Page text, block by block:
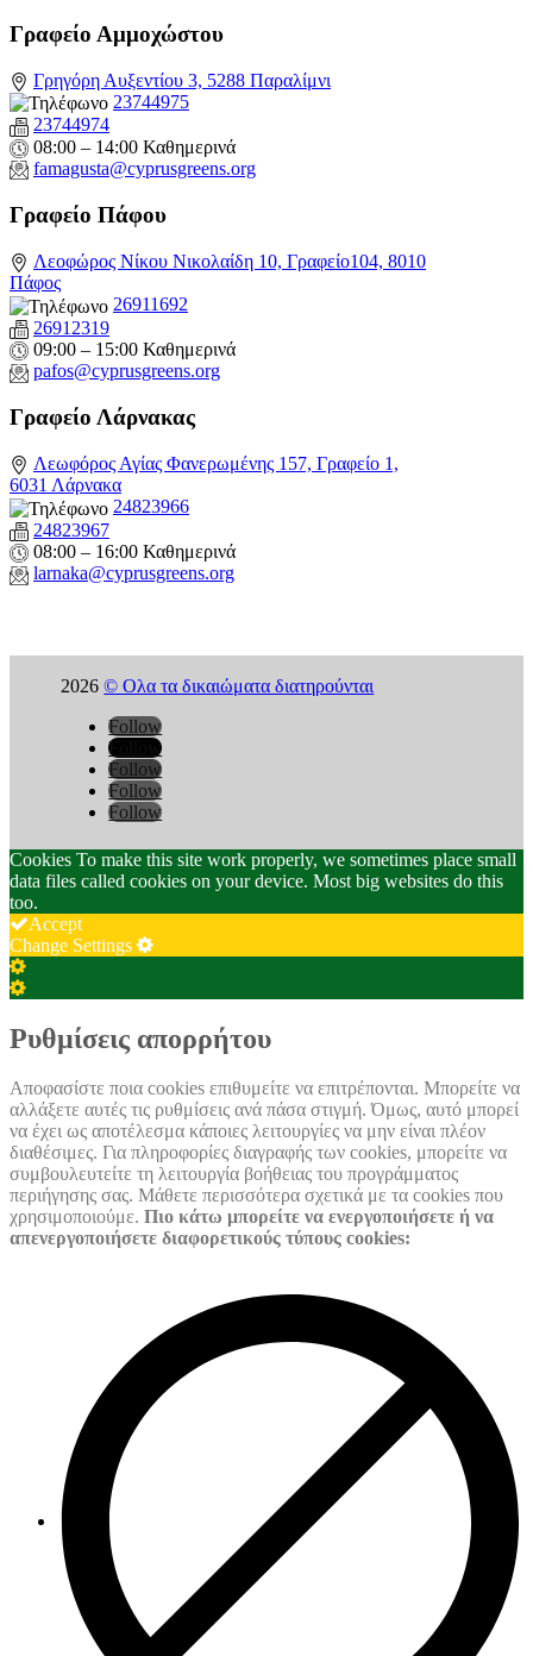
Γραφείο Αμμοχώστου
Γρηγόρη Αυξεντίου 3, 5288 Παραλίμνι
23744975
23744974
08:00 – 14:00 Καθημερινά
famagusta@cyprusgreens.org
Γραφείο Πάφου
Λεοφώρος Νίκου Νικολαίδη 10, Γραφείο104, 8010
Πάφος
26911692
26912319
09:00 – 15:00 Καθημερινά
pafos@cyprusgreens.org
Γραφείο Λάρνακας
Λεωφόρος Αγίας Φανερωμένης 157, Γραφείο 1,
6031 Λάρνακα
24823966
24823967
08:00 – 16:00 Καθημερινά
larnaka@cyprusgreens.org
2026© Ολα τα δικαιώματα διατηρούνται
Follow
Follow
Follow
Follow
Follow
Cookies To make this site work properly, we sometimes place small
data files called cookies on your device. Most big websites do this
too.
Accept
Change Settings
Cookie
Box
Cookie
Settings
Ρυθμίσεις απορρήτου
Αποφασίστε ποια cookies επιθυμείτε να επιτρέπονται. Μπορείτε να
αλλάξετε αυτές τις ρυθμίσεις ανά πάσα στιγμή. Όμως, αυτό μπορεί
να έχει ως αποτέλεσμα κάποιες λειτουργίες να μην είναι πλέον
διαθέσιμες. Για πληροφορίες διαγραφής των cookies, μπορείτε να
συμβουλευτείτε τη λειτουργία βοήθειας του προγράμματος
περιήγησης σας. Μάθετε περισσότερα σχετικά με τα cookies που
χρησιμοποιούμε. Πιο κάτω μπορείτε να ενεργοποιήσετε ή να
απενεργοποιήσετε διαφορετικούς τύπους cookies: